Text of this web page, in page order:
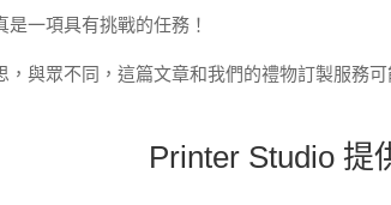
一項具有挑戰的任務！
與眾不同，這篇文章和我們的禮物訂製服務可
Printer Studio 提